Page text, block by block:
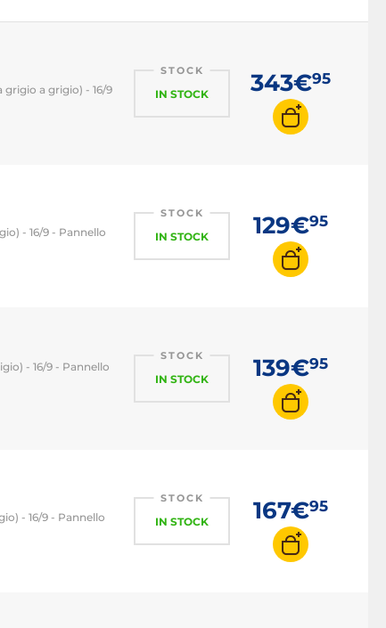
Monitor PC 22 pollici
Monitor PC 24 pollici
Monitor PC 27 pollici
Monitor PC 32:9
Monitor PC 100 Hz
Monitor PC 360 Hz
grigio a grigio) - 16/9
STOCK
IN STOCK 343€95
- 16/9 - Pannello
STOCK
IN STOCK 129€95
- 16/9 - Pannello
STOCK
IN STOCK 139€95
- 16/9 - Pannello
STOCK
IN STOCK 167€95